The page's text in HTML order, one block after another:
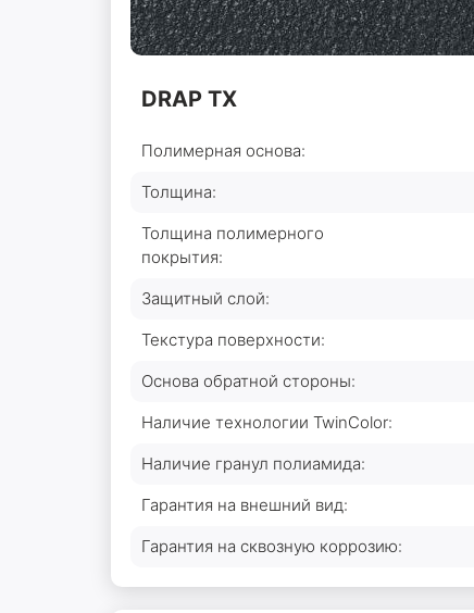
DRAP ТХ
Полимерная основа:
Толщина:
Толщина полимерного
покрытия:
Защитный слой:
Текстура поверхности:
Основа обратной стороны:
Наличие технологии TwinColor:
Наличие гранул полиамида:
Гарантия на внешний вид:
Гарантия на сквозную коррозию: